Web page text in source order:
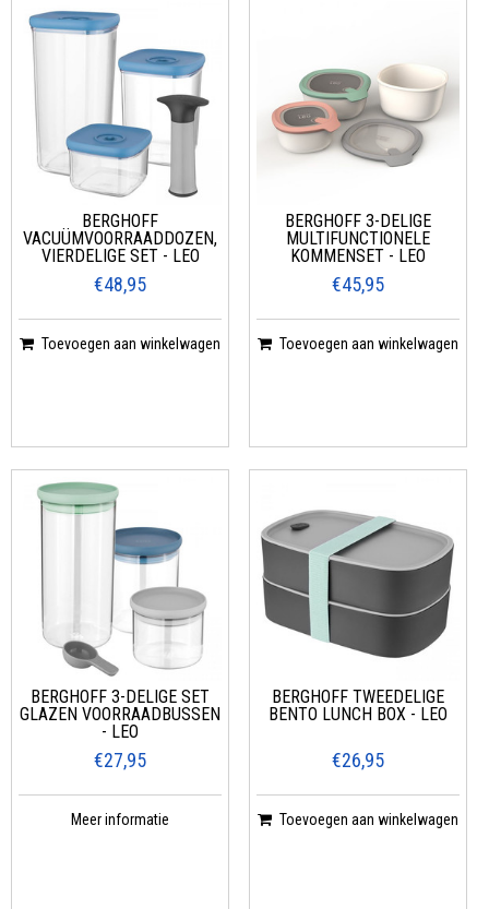
BERGHOFF
VACUÜMVOORRAADDOZEN,
VIERDELIGE SET - LEO
€48,95
Toevoegen aan winkelwagen
BERGHOFF 3-DELIGE
MULTIFUNCTIONELE
KOMMENSET - LEO
€45,95
Toevoegen aan winkelwagen
BERGHOFF 3-DELIGE SET
GLAZEN VOORRAADBUSSEN
- LEO
€27,95
Meer informatie
BERGHOFF TWEEDELIGE
BENTO LUNCH BOX - LEO
€26,95
Toevoegen aan winkelwagen